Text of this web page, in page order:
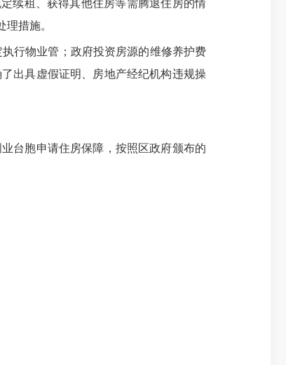
续租、获得其他住房等需腾退住房的情
措施。
行物业管；政府投资房源的维修养护费
出具虚假证明、房地产经纪机构违规操
台胞申请住房保障，按照区政府颁布的